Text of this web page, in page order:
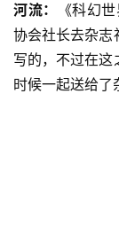
河流：
《科幻
协会社长去杂志
写的，不过在这
时候一起送给了